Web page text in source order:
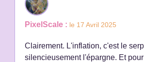
PixelScale : le 17 Avril 2025
Clairement. L'inflation, c'est le
silencieusement l'épargne. Et